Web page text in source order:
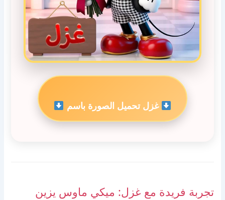
غزل تحميل الصورة باسم
تجربة فريدة مع غزل: ميكي ماوس يزين